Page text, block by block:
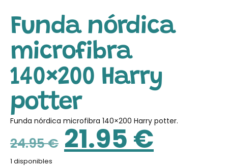
Funda nórdica
microfibra
140×200 Harry
potter
Funda nórdica microfibra 140×200 Harry potter.
24.95€ 21.95 €
1 disponibles